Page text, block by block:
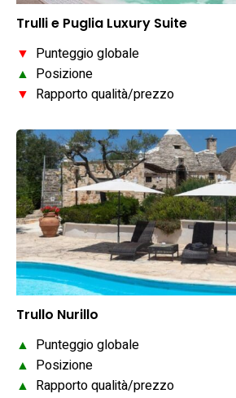
Trulli e Puglia Luxury Suite
▼ Punteggio globale
▲ Posizione
▼ Rapporto qualità/prezzo
Trullo Nurillo
▲ Punteggio globale
▲ Posizione
▲ Rapporto qualità/prezzo